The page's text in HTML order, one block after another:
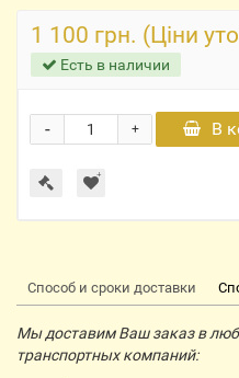
1 100 грн. (Ціни
Есть в наличии
+
- В
Способ и сроки доставки
Мы доставим Ваш заказ в
транспортных компаний: